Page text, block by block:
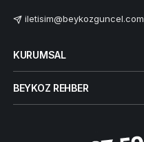
iletisim@beykozguncel.com
KURUMSAL
BEYKOZ REHBER